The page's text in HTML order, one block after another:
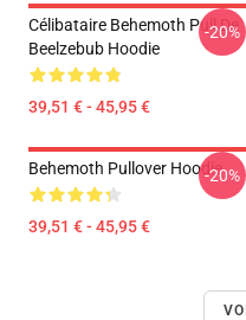
Célibataire Behemoth Pull De
Beelzebub Hoodie
39,51 € - 45,95 €
-20%
Behemoth Pullover Hoodie
39,51 € - 45,95 €
-20%